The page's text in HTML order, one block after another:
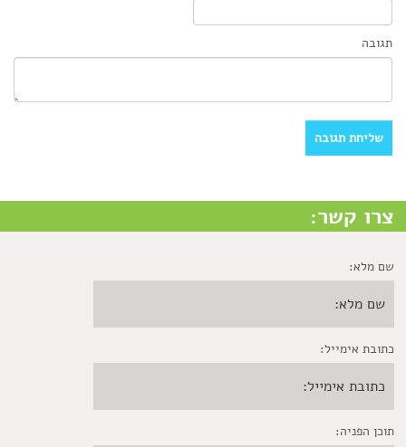
תגובה
צרו קשר:
שם מלא:
כתובת אימייל:
תוכן הפניה: